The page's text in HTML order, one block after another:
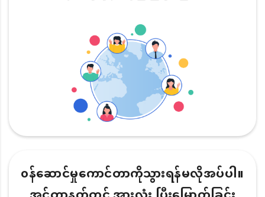
၀န်ဆောင်မှုကောင်တာကိုသွားရန်မလိုအပ်ပါ။